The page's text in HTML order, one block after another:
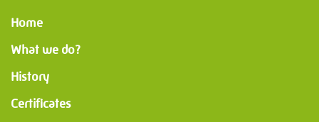
Home
What we do?
History
Certificates